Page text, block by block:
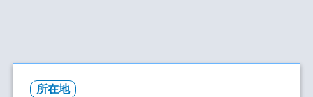
所在地